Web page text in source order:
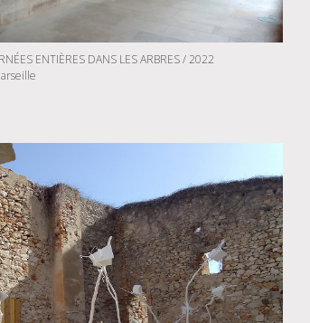
ENTIÈRES DANS LES ARBRES / 2022